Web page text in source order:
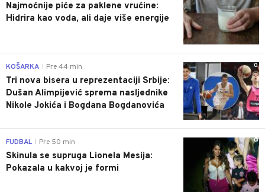
Najmoćnije piće za paklene vrućine:
Hidrira kao voda, ali daje više energije
0
KOŠARKA Pre 44 min
Tri nova bisera u reprezentaciji Srbije:
Dušan Alimpijević sprema nasljednike
Nikole Jokića i Bogdana Bogdanovića
0
FUDBAL Pre 50 min
Skinula se supruga Lionela Mesija:
Pokazala u kakvoj je formi